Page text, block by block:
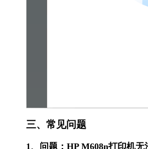
三、常见问题
1、问题：HP M608n打印机